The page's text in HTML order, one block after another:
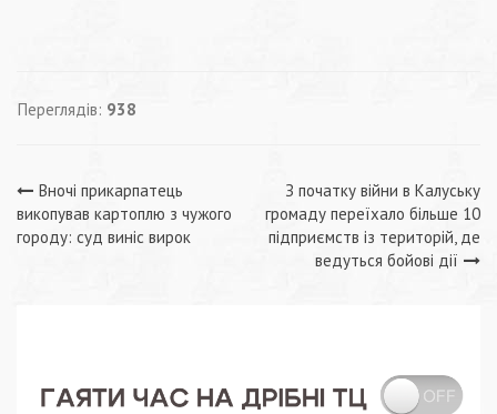
Переглядів: 938
Навігація
записів
Вночі прикарпатець
викопував картоплю з чужого
городу: суд виніс вирок
З початку війни в Калуську
громаду переїхало більше 10
підприємств із територій, де
ведуться бойові дії